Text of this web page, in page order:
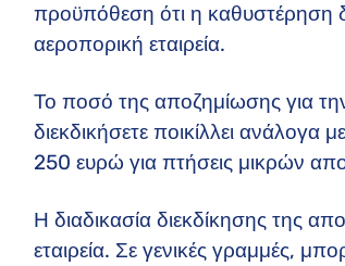
προϋπόθεση ότι η καθυστέρηση
αεροπορική εταιρεία.
Το ποσό της αποζημίωσης για
διεκδικήσετε ποικίλλει
250 ευρώ για πτήσεις μικρών
Η διαδικασία διεκδίκησης της
εταιρεία. Σε γενικές γραμμές,